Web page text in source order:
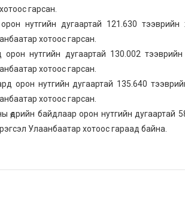
гарсан.
нутгийн дугаартай 121.630
хотоос гарсан.
орон нутгийн дугаартай 130.002
хотоос гарсан.
орон нутгийн дугаартай 135.640
хотоос гарсан.
өдрийн байдлаар орон нутгийн дугаартай
Улаанбаатар хотоос гараад байна.